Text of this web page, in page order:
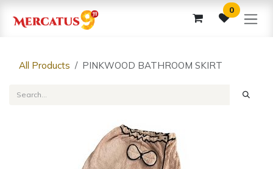
0
All Products PINKWOOD BATHROOM SKIRT